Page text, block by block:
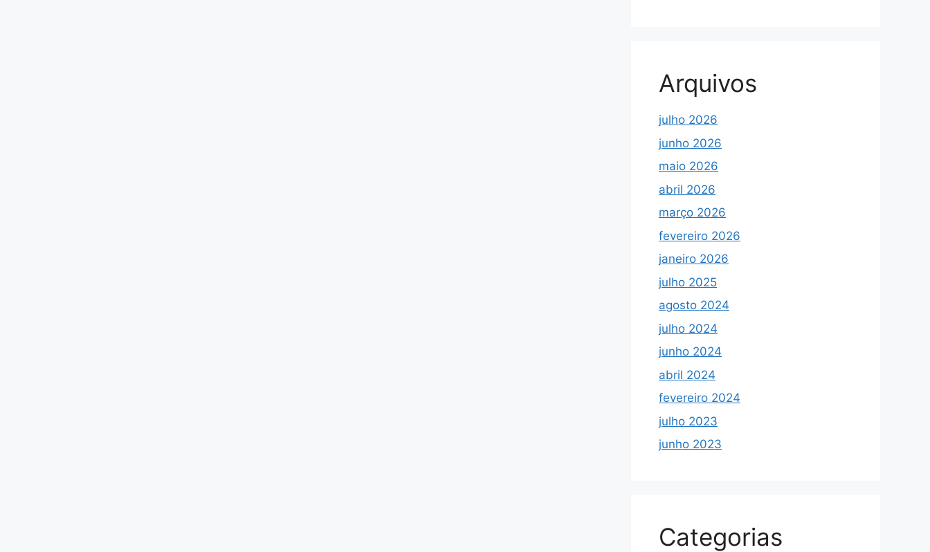
Arquivos
julho 2026
junho 2026
maio 2026
abril 2026
março 2026
fevereiro 2026
janeiro 2026
julho 2025
agosto 2024
julho 2024
junho 2024
abril 2024
fevereiro 2024
julho 2023
junho 2023
Categorias